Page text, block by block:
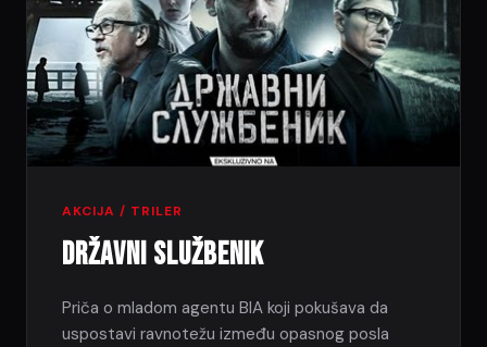
AKCIJA / TRILER
Državni Službenik
Priča o mladom agentu BIA koji pokušava da
uspostavi ravnotežu između opasnog posla